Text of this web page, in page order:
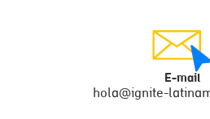
E-mail
hola@ignite-